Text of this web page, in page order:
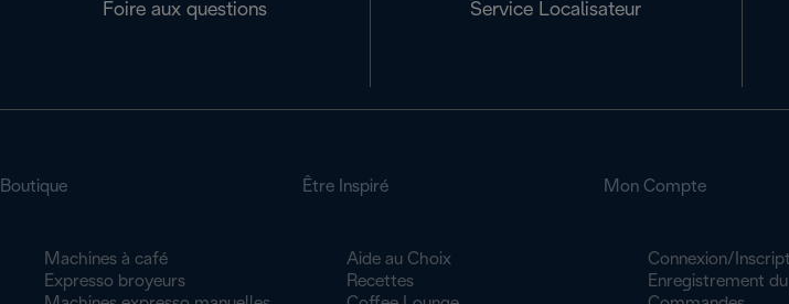
Foire aux questions Service Localisateur
Boutique
Machines à café
Expresso broyeurs
Être Inspiré
Aide au Choix
Recettes
Mon Compte
Connexion/
Enregistrement